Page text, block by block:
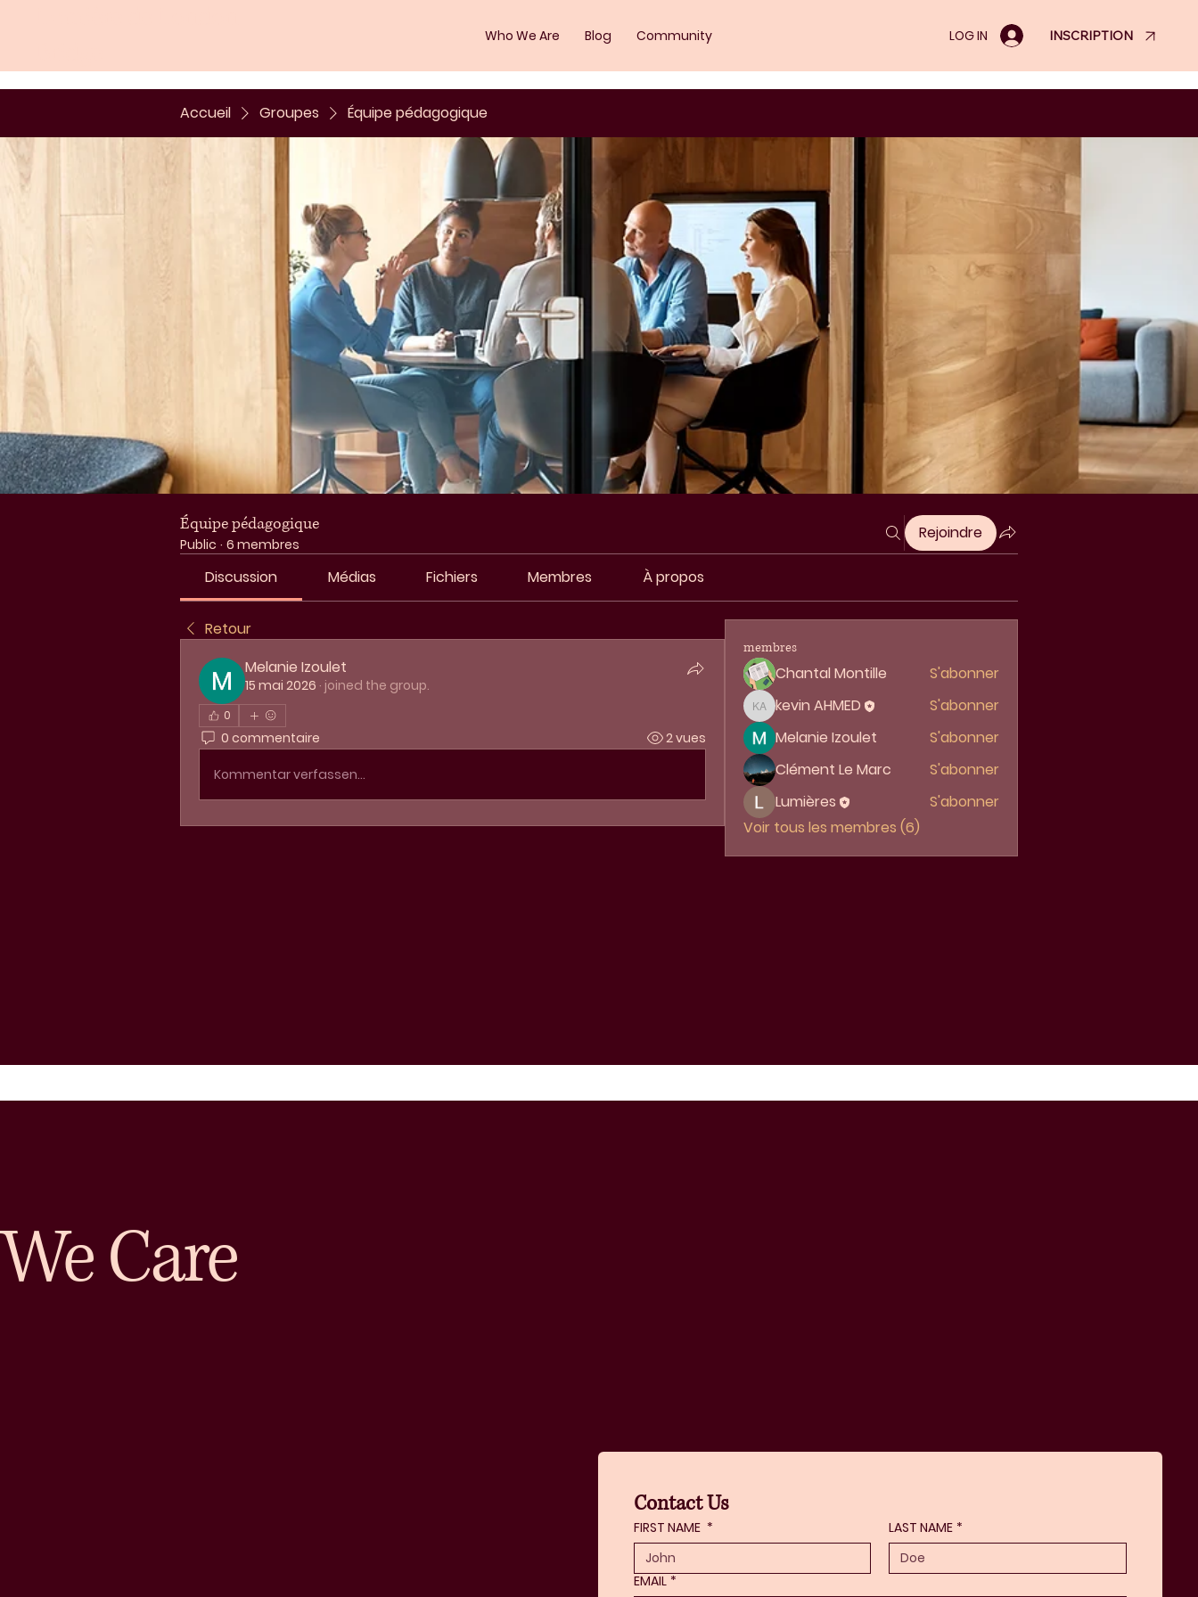
Who We Are Blog Community LOG IN INSCRIPTION
Accueil Groupes Équipe pédagogique
Équipe pédagogique
Public · 6 membres
Rejoindre
Discussion Médias Fichiers Membres À propos
Retour
Melanie Izoulet
15 mai 2026 · joined the group.
0
0 commentaire 2 vues
Kommentar verfassen...
membres
Chantal Montille S'abonner
kevin AHMED
kevin AHMED
S'abonner
Melanie Izoulet
S'abonner
Clément Le Marc
S'abonner
Lumières
S'abonner
Voir tous les membres (6)
We Care
Contact Us
FIRST NAME * LAST NAME *
EMAIL *